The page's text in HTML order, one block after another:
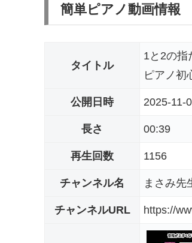
簡単ピアノ動画情報
タイトル
1と2の指
ピアノ初
公開日時 2025-11-
長さ 00:39
再生回数 1156
チャンネル名 まさみ先
チャンネルURL https://